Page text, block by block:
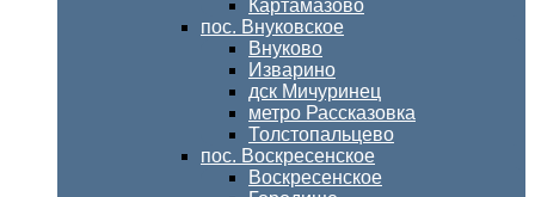
Картамазово
пос. Внуковское
Внуково
Изварино
дск Мичуринец
метро Рассказовка
Толстопальцево
пос. Воскресенское
Воскресенское